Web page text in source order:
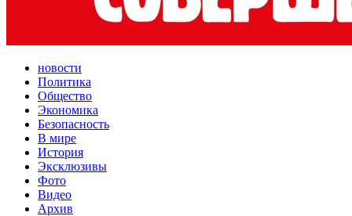
новости
Политика
Общество
Экономика
Безопасность
В мире
История
Эксклюзивы
Фото
Видео
Архив